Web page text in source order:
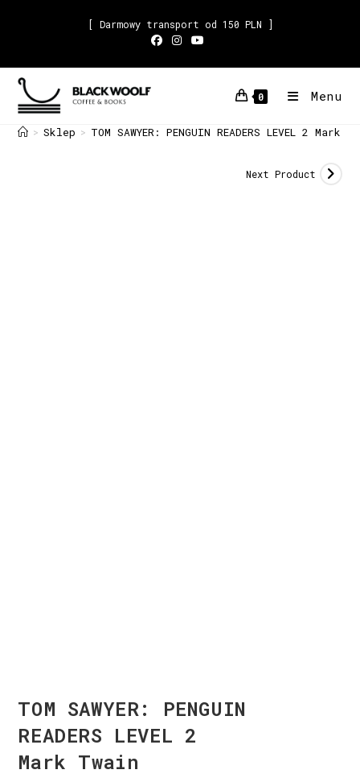
[ Darmowy transport od 150 PLN ]
0 Menu
> Sklep > TOM SAWYER: PENGUIN READERS LEVEL 2 Mark
Next Product
TOM SAWYER: PENGUIN
READERS LEVEL 2
Mark Twain